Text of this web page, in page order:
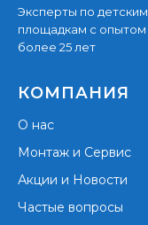
Эксперты по детским
площадкам с опытом
более 25 лет
КОМПАНИЯ
О нас
Монтаж и Сервис
Акции и Новости
Частые вопросы